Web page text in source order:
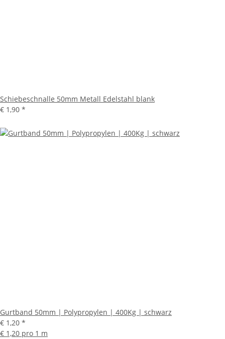
Schiebeschnalle 50mm Metall Edelstahl blank
€ 1,90 *
Gurtband 50mm | Polypropylen | 400Kg | schwarz
€ 1,20 *
€ 1,20 pro 1 m